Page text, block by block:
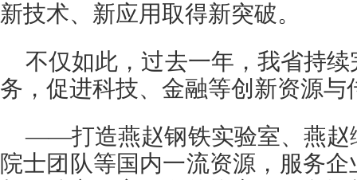
新技术、新应用取得新突破。
不仅如此，过去一年，我省持
务，促进科技、金融等创新资源
——打造燕赵钢铁实验室、燕赵
院士团队等国内一流资源，服务